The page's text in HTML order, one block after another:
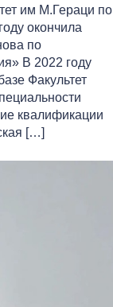
им М.Гераци по
окончила
по
В 2022 году
Факультет
квалификации
[…]